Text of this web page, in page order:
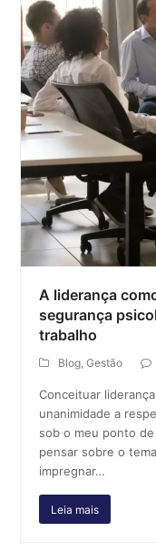
A liderança
segurança
trabalho
Blog,Gestão
Conceituar
unanimidade a
sob o meu ponto
pensar sobre o
impregnar…
Leia mais